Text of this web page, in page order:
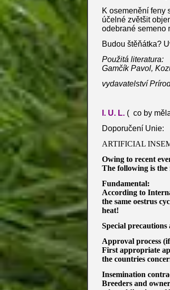
K osemenění feny
účelné zvětšit
odebrané semeno
Budou štěňátka?
Použitá literatura:
Gamčík Pavol,
vydavatelství
I. U. L. ( co by
Doporučení Unie:
ARTIFICIAL
Owing to recent
The following is
Fundamental:
According to
the same oestrus
heat!
Special
Approval process
First appropriate
the countries
Insemination
Breeders and